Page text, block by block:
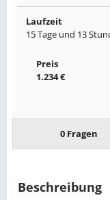
Laufzeit
15 Tage und 13
Preis
1.234 €
0 Fragen
Beschreibung